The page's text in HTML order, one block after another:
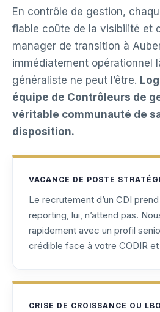
En contrôle de gestion,
fiable coûte de la visibilité et
manager de transition à
immédiatement opérationnel
généraliste ne peut l’être.
équipe de Contrôleurs de
véritable communauté de
disposition.
VACANCE DE POSTE
Le recrutement d’un CDI
reporting, lui, n’attend pas.
rapidement avec un profil
crédible face à votre CODIR
CRISE DE CROISSANCE OU LBO